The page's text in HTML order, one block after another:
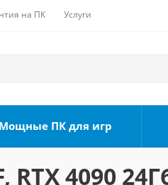
на ПК Услуги
Мощные ПК для игр
4090